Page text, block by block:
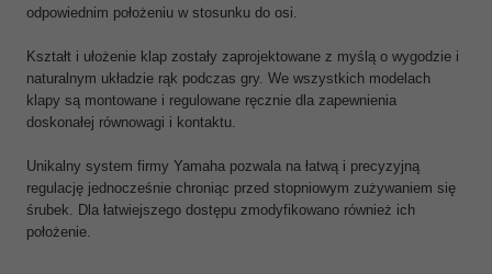
odpowiednim położeniu w stosunku do osi.
Kształt i ułożenie klap zostały zaprojektowane z myślą o wygodzie i
naturalnym układzie rąk podczas gry. We wszystkich modelach
klapy są montowane i regulowane ręcznie dla zapewnienia
doskonałej równowagi i kontaktu.
Unikalny system firmy Yamaha pozwala na łatwą i precyzyjną
regulację jednocześnie chroniąc przed stopniowym zużywaniem się
śrubek. Dla łatwiejszego dostępu zmodyfikowano również ich
położenie.